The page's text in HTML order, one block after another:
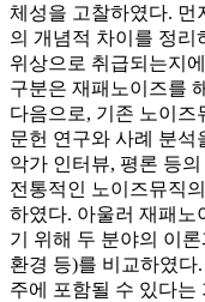
체성을 고찰하였다. 먼
의 개념적 차이를 정리
위상으로 취급되는지
구분은 재패노이즈를
다음으로, 기존 노이즈
문헌 연구와 사례 분석
악가 인터뷰, 평론 등
전통적인 노이즈뮤직
하였다. 아울러 재패노
기 위해 두 분야의 이
환경 등)를 비교하였
주에 포함될 수 있다는